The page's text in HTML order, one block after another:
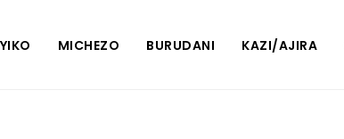
MICHEZO BURUDANI KAZI/AJIRA